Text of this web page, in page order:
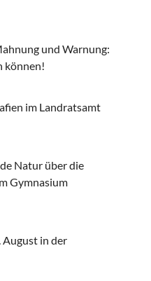
und Warnung:
können!
im Landratsamt
Natur über die
Gymnasium
August in der